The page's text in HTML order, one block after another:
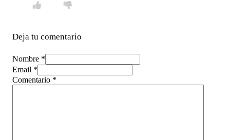
Deja tu comentario
Nombre *
Email *
Comentario *